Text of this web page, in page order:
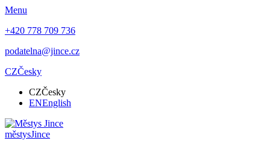
Menu
+420 778 709 736
podatelna@jince.cz
CZČesky
CZČesky
ENEnglish
městysJince